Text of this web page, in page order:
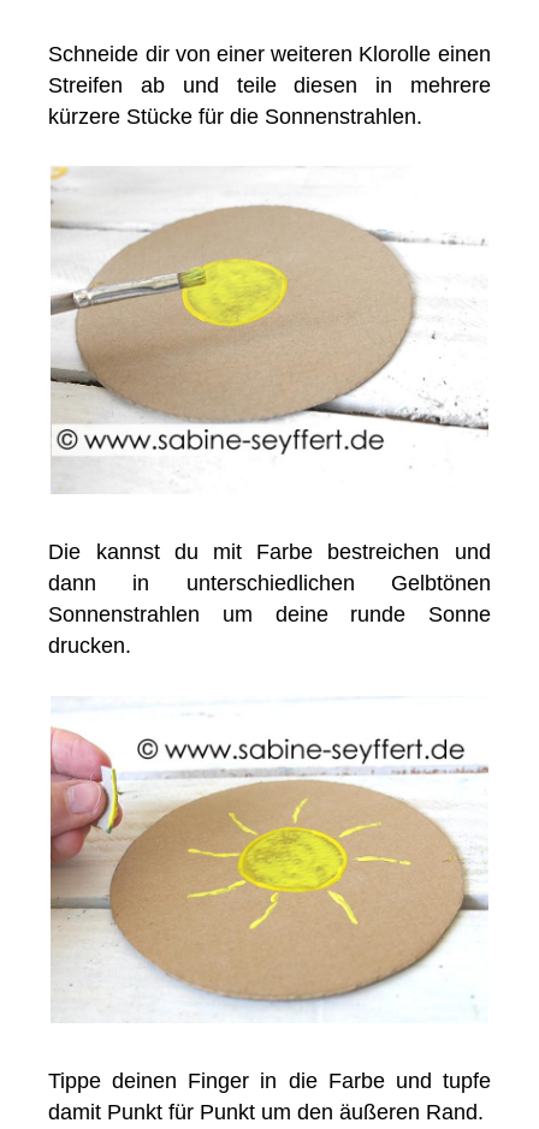
Schneide dir von einer weiteren Klorolle einen
Streifen ab und teile diesen in mehrere
kürzere Stücke für die Sonnenstrahlen.
Die kannst du mit Farbe bestreichen und
dann in unterschiedlichen Gelbtönen
Sonnenstrahlen um deine runde Sonne
drucken.
Tippe deinen Finger in die Farbe und tupfe
damit Punkt für Punkt um den äußeren Rand.